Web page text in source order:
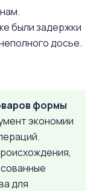
были задержки
досье.
формы
экономии
для